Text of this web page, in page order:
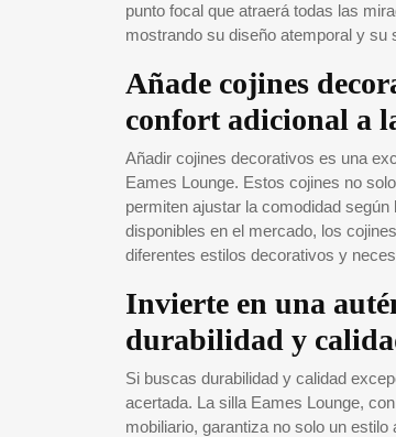
punto focal que atraerá todas las
mostrando su diseño atemporal y su
Añade cojines
confort adicional a
Añadir cojines decorativos es una
Eames Lounge. Estos cojines no
permiten ajustar la comodidad
disponibles en el mercado, los
diferentes estilos decorativos y
Invierte en una
durabilidad y
Si buscas durabilidad y calidad
acertada. La silla Eames Lounge,
mobiliario, garantiza no solo un